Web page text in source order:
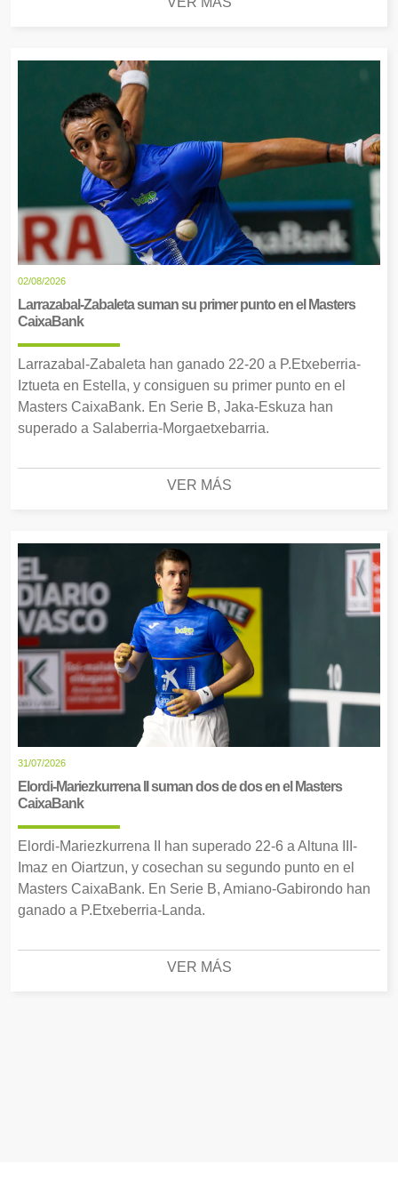
02/08/2026
Larrazabal-Zabaleta suman su primer punto en el Masters
CaixaBank
Larrazabal-Zabaleta han ganado 22-20 a P.Etxeberria-
Iztueta en Estella, y consiguen su primer punto en el
Masters CaixaBank. En Serie B, Jaka-Eskuza han
superado a Salaberria-Morgaetxebarria.
VER MÁS
31/07/2026
Elordi-Mariezkurrena II suman dos de dos en el Masters
CaixaBank
Elordi-Mariezkurrena II han superado 22-6 a Altuna III-
Imaz en Oiartzun, y cosechan su segundo punto en el
Masters CaixaBank. En Serie B, Amiano-Gabirondo han
ganado a P.Etxeberria-Landa.
VER MÁS